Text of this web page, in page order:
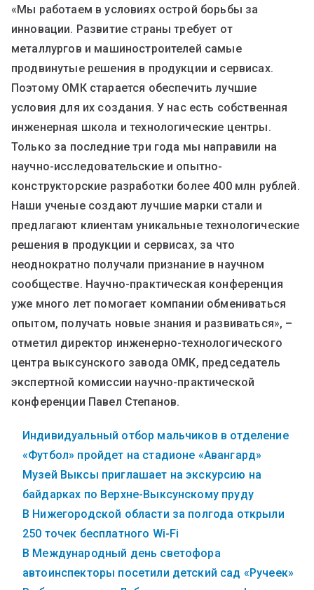
«Мы работаем в условиях острой борьбы за
инновации. Развитие страны требует от
металлургов и машиностроителей самые
продвинутые решения в продукции и сервисах.
Поэтому ОМК старается обеспечить лучшие
условия для их создания. У нас есть собственная
инженерная школа и технологические центры.
Только за последние три года мы направили на
научно-исследовательские и опытно-
конструкторские разработки более 400 млн рублей.
Наши ученые создают лучшие марки стали и
предлагают клиентам уникальные технологические
решения в продукции и сервисах, за что
неоднократно получали признание в научном
сообществе. Научно-практическая конференция
уже много лет помогает компании обмениваться
опытом, получать новые знания и развиваться», –
отметил директор инженерно-технологического
центра выксунского завода ОМК, председатель
экспертной комиссии научно-практической
конференции Павел Степанов.
Индивидуальный отбор мальчиков в отделение
«Футбол» пройдет на стадионе «Авангард»
Музей Выксы приглашает на экскурсию на
байдарках по Верхне-Выксунскому пруду
В Нижегородской области за полгода открыли
250 точек бесплатного Wi-Fi
В Международный день светофора
автоинспекторы посетили детский сад «Ручеек»